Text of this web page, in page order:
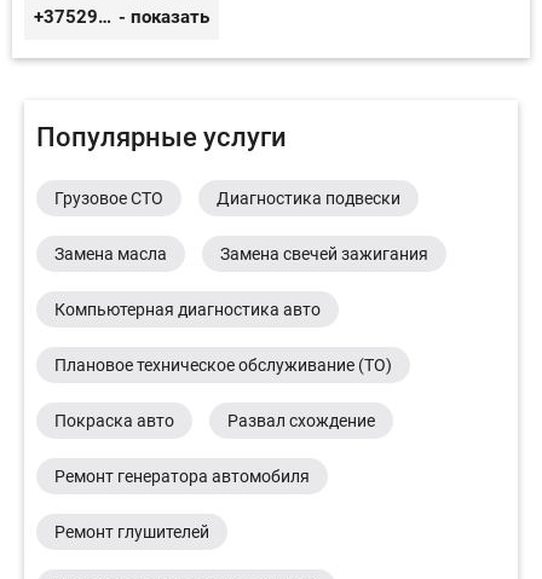
+375296571100 - показать
Популярные услуги
Грузовое СТО Диагностика подвески
Замена масла Замена свечей зажигания
Компьютерная диагностика авто
Плановое техническое обслуживание (ТО)
Покраска авто Развал схождение
Ремонт генератора автомобиля
Ремонт глушителей